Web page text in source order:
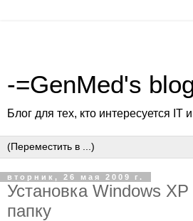
-=GenMed's
Блог для тех, кто интересуется IT
вторник, 26 мая 2009 г.
Установка Windows
папку